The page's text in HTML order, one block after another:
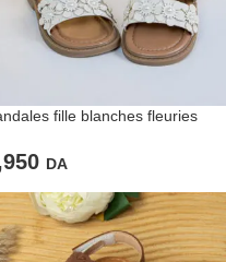
fille blanches fleuries
DA